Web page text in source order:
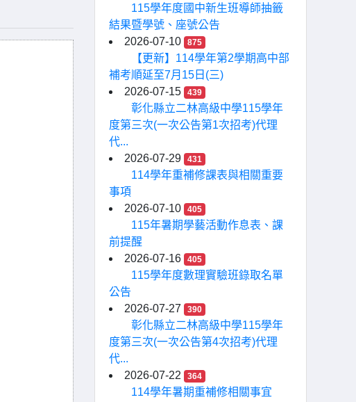
115學年度國中新生班導師抽籤
結果暨學號、座號公告
2026-07-10
875
【更新】114學年第2學期高中部
補考順延至7月15日(三)
2026-07-15
439
彰化縣立二林高級中學115學年
度第三次(一次公告第1次招考)代理
代...
2026-07-29
431
114學年重補修課表與相關重要
事項
2026-07-10
405
115年暑期學藝活動作息表、課
前提醒
2026-07-16
405
115學年度數理實驗班錄取名單
公告
2026-07-27
390
彰化縣立二林高級中學115學年
度第三次(一次公告第4次招考)代理
代...
2026-07-22
364
114學年暑期重補修相關事宜